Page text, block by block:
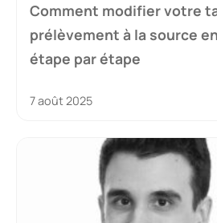
Comment modifier votre
prélèvement à la source
étape par étape
7 août 2025